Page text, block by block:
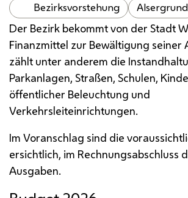
Bezirksvorstehung Alsergrund
Der Bezirk bekommt von der Stadt
Finanzmittel zur Bewältigung seiner
zählt unter anderem die
Parkanlagen, Straßen, Schulen,
öffentlicher Beleuchtung und
Verkehrsleiteinrichtungen.
Im Voranschlag sind die
ersichtlich, im Rechnungsabschluss
Ausgaben.